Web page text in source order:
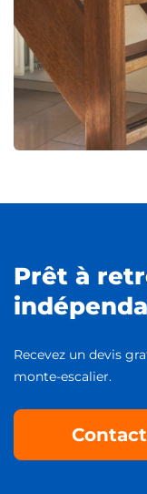
Prêt à
Recevez un devis
monte-escalier.